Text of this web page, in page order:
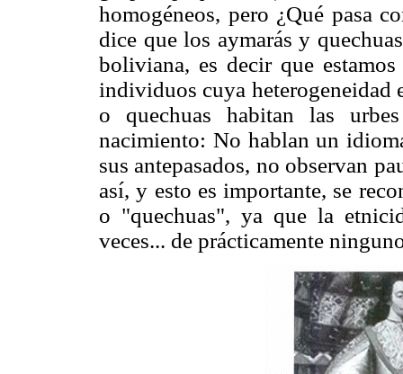
homogéneos, pero ¿Qué pasa
dice que los aymarás y
boliviana, es decir que
individuos cuya heterogeneidad
o quechuas habitan las
nacimiento: No hablan un
sus antepasados, no observan
así, y esto es importante, se
o "quechuas", ya que la
veces... de prácticamente